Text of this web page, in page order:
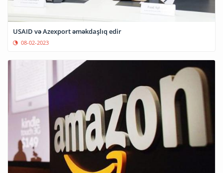
USAID və Azexport əməkdaşlıq edir
08-02-2023